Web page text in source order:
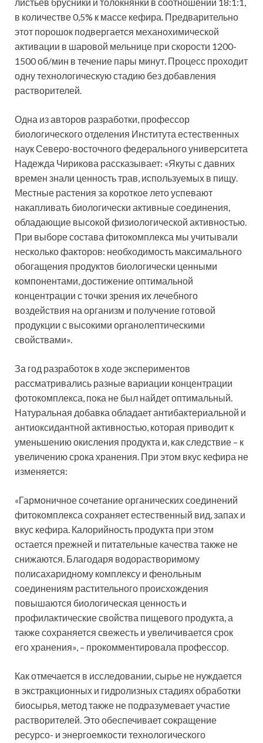
в количестве 0,5% к массе кефира. Предварительно
этот порошок подвергается механохимической
активации в шаровой мельнице при скорости 1200-
1500 об/мин в течение пары минут. Процесс проходит
одну технологическую стадию без добавления
растворителей.
Одна из авторов разработки, профессор
биологического отделения Института естественных
наук Северо-восточного федерального университета
Надежда Чирикова рассказывает: «Якуты с давних
времен знали ценность трав, используемых в пищу.
Местные растения за короткое лето успевают
накапливать биологически активные соединения,
обладающие высокой физиологической активностью.
При выборе состава фитокомплекса мы учитывали
несколько факторов: необходимость максимального
обогащения продуктов биологически ценными
компонентами, достижение оптимальной
концентрации с точки зрения их лечебного
воздействия на организм и получение готовой
продукции с высокими органолептическими
свойствами».
За год разработок в ходе экспериментов
рассматривались разные вариации концентрации
фотокомплекса, пока не был найдет оптимальный.
Натуральная добавка обладает антибактериальной и
антиоксидантной активностью, которая приводит к
уменьшению окисления продукта и, как следствие – к
увеличению срока хранения. При этом вкус кефира не
изменяется:
«Гармоничное сочетание органических соединений
фитокомплекса сохраняет естественный вид, запах и
вкус кефира. Калорийность продукта при этом
остается прежней и питательные качества также не
снижаются. Благодаря водорастворимому
полисахаридному комплексу и фенольным
соединениям растительного происхождения
повышаются биологическая ценность и
профилактические свойства пищевого продукта, а
также сохраняется свежесть и увеличивается срок
его хранения», – прокомментировала профессор.
Как отмечается в исследовании, сырье не нуждается
в экстракционных и гидролизных стадиях обработки
биосырья, метод также не подразумевает участие
растворителей. Это обеспечивает сокращение
ресурсо- и энергоемкости технологического